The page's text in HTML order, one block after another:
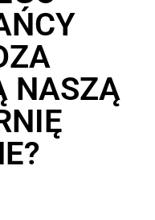
NASZĄ